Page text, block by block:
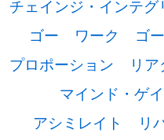
チェインジ・インテグ
ゴー
ワーク ゴ
プロポーション
リア
マインド・ゲ
アシミレイト
リ